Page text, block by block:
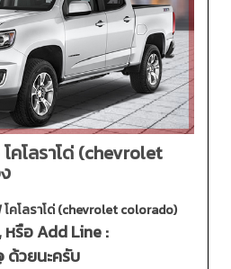
คโลราโด่ (chevrolet
โคโลราโด่ (chevrolet colorado)
, หรือ Add Line :
ด้วยนะครับ